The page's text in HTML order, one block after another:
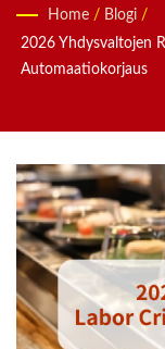
&
Taiwanin
Chiang
järjestelmiin,
Home / Blogi /
2026 Yhdysvaltojen
Automaatiokorjaus